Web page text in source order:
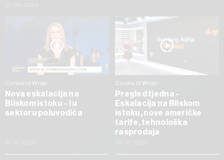
Connect Wrap
Nova eskalacija na
Bliskom istoku – i u
sektoru poluvodiča
Connect Wrap
Pregled tjedna -
Eskalacija na Bliskom
istoku, nove američke
tarife, tehnološka
rasprodaja